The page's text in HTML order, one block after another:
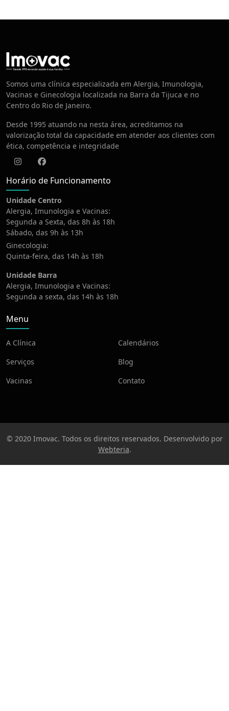
Centro de Vacinação
Somos uma clínica especializada em Alergia, Imunologia,
Vacinas e Ginecologia localizada na Barra da Tijuca e no
Centro do Rio de Janeiro.
Desde 1995 atuando na nesta área, acreditamos na
valorização total da capacidade em atender aos clientes com
ética, competência e integridade
InstagramFacebook
Horário de Funcionamento
Unidade Centro
Alergia, Imunologia e Vacinas:
Segunda a Sexta, das 8h às 18h
Sábado, das 9h às 13h
Ginecologia:
Quinta-feira, das 14h às 18h
Unidade Barra
Alergia, Imunologia e Vacinas:
Segunda a sexta, das 14h às 18h
Menu
A Clínica
Serviços
Vacinas
Calendários
Blog
Contato
© 2020 Imovac. Todos os direitos reservados. Desenvolvido por
Webteria.